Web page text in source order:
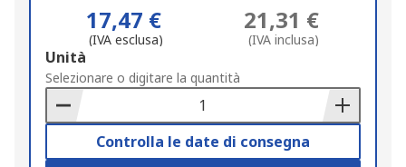
17,47 €
(IVA esclusa)
21,31 €
(IVA inclusa)
Add
to
Basket
Unità
Selezionare o digitare la quantità
Controlla le date di consegna